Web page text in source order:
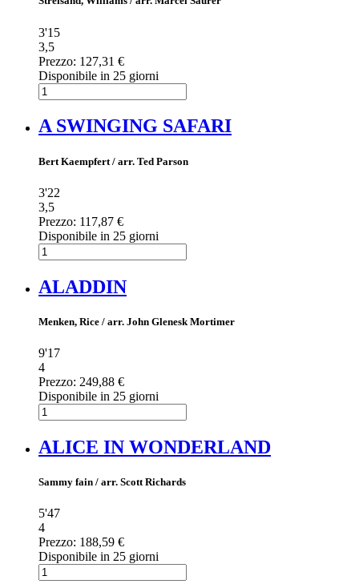
3'15
3,5
Prezzo: 127,31 €
Disponibile in 25 giorni
A SWINGING SAFARI
Bert Kaempfert / arr. Ted Parson
3'22
3,5
Prezzo: 117,87 €
Disponibile in 25 giorni
ALADDIN
Menken, Rice / arr. John Glenesk Mortimer
9'17
4
Prezzo: 249,88 €
Disponibile in 25 giorni
ALICE IN WONDERLAND
Sammy fain / arr. Scott Richards
5'47
4
Prezzo: 188,59 €
Disponibile in 25 giorni